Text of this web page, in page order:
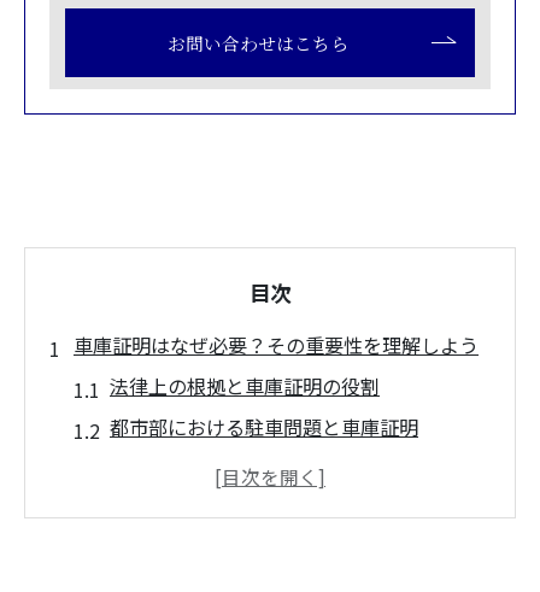
お問い合わせはこちら
目次
車庫証明はなぜ必要？その重要性を理解しよう
法律上の根拠と車庫証明の役割
都市部における駐車問題と車庫証明
車庫証明が求められる場面とは